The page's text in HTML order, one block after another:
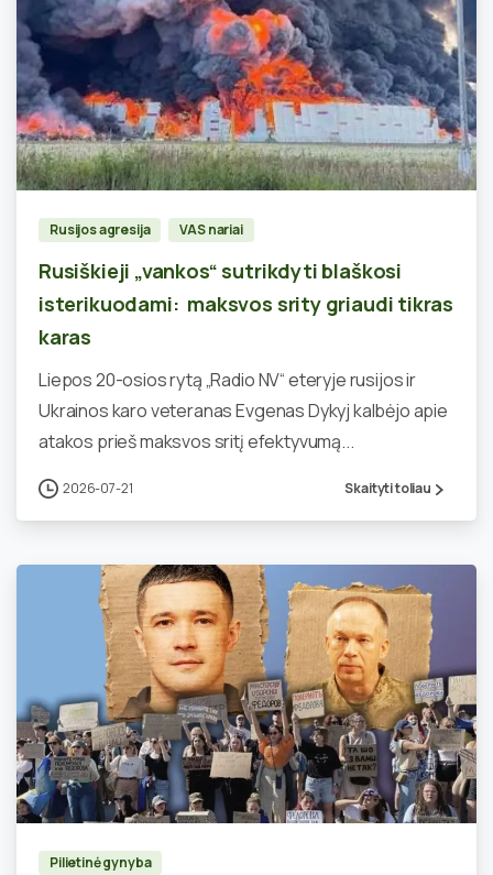
0
Rusijos agresija VAS nariai
Rusiškieji „vankos“ sutrikdyti blaškosi
isterikuodami: maksvos srity griaudi tikras
karas
Liepos 20-osios rytą „Radio NV“ eteryje rusijos ir
Ukrainos karo veteranas Evgenas Dykyj kalbėjo apie
atakos prieš maksvos sritį efektyvumą...
2026-07-21 Skaityti toliau
0
Pilietinė gynyba